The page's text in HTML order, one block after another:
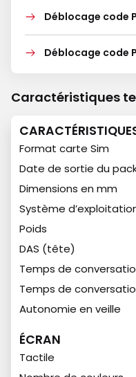
Déblocage code
Déblocage code
Caractéristiques
Format carte Sim
Date de sortie du
Dimensions en mm
Système
Poids
DAS (tête)
Temps de
Temps de
Autonomie en veille
ÉCRAN
Tactile